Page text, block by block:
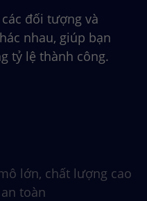
đối tượng và
nhau, giúp bạn
tỷ lệ thành công.
lớn, chất lượng cao
toàn